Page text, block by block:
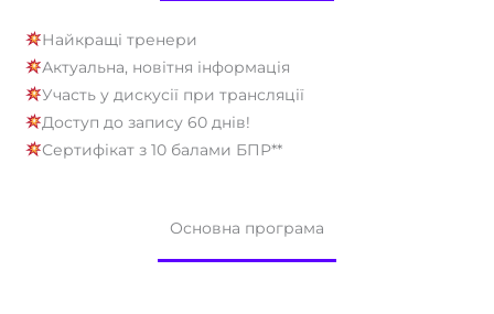
Найкращі тренери
Актуальна, новітня інформація
Участь у дискусії при трансляції
Доступ до запису 60 днів!
Сертифікат з 10 балами БПР**
Основна програма